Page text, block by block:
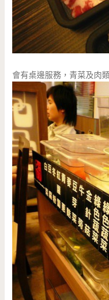
會有桌邊服務，青菜及肉